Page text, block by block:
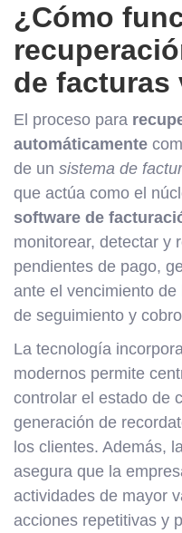
¿Cómo
de facturas
El proceso para
automáticamente
de un sistema de
que actúa como el
software de
monitorear, detectar y
pendientes de pago,
ante el vencimiento
de seguimiento y
La tecnología
modernos permite
controlar el estado de
generación de
los clientes. Además,
asegura que la
actividades de mayor
acciones repetitivas y